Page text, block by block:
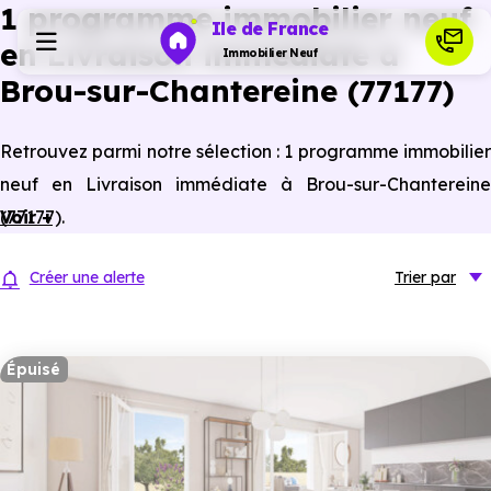
Ile de France
Immobilier Neuf
Investir
Ressources
Financer
1 programme immobilier neuf
en Livraison immédiate à
Brou-sur-Chantereine (77177)
Retrouvez parmi notre sélection : 1 programme immobilier
neuf en Livraison immédiate à Brou-sur-Chantereine
(77177).
Voir +
Créer une alerte Trier par
Épuisé